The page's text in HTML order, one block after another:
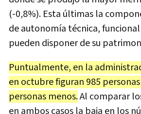
(-0,8%). Esta últimas la
de autonomía técnica,
pueden disponer de su
Puntualmente, en la
en octubre figuran 985
personas menos.Al comparar
en ambos casos la baja en los